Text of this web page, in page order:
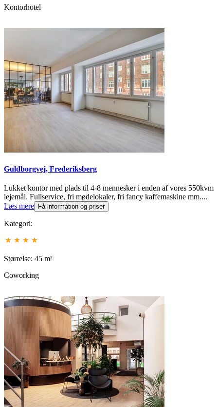
Kontorhotel
Guldborgvej, Frederiksberg
Lukket kontor med plads til 4-8 mennesker i enden af vores 550kvm
lejemål. Fullservice, fri mødelokaler, fri fancy kaffemaskine mm....
Læs mere
Få information og priser
Kategori:
Størrelse: 45 m²
Coworking